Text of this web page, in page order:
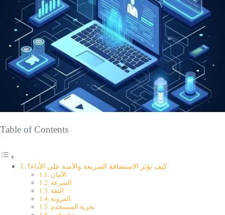
Table of Contents
كيف تؤثر الاستضافة السريعة والآمنة على الأداء؟
الأمان
السرعة
الثقة
المرونة
تجربة المستخدم